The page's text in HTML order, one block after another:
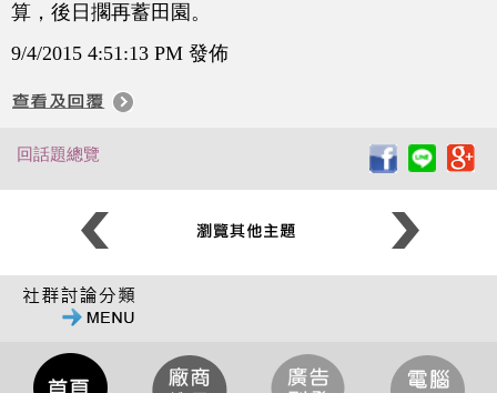
算，後日擱再蓄田園。
9/4/2015 4:51:13 PM 發佈
回話題總覽